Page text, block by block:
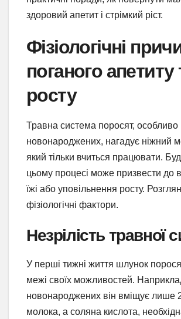
здоровий апетит і стрімкий ріст.
Фізіологічні
поганого апетиту
росту
Травна система поросят, особливо
новонароджених, нагадує ніжний
який тільки вчиться працювати.
цьому процесі може призвести до
їжі або уповільнення росту.
фізіологічні фактори.
Незрілість травної
У перші тижні життя шлунок
межі своїх можливостей.
новонароджених він вміщує лише
молока, а соляна кислота,